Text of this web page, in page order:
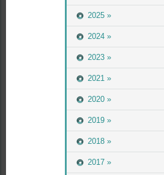
2025 »
2024 »
2023 »
2021 »
2020 »
2019 »
2018 »
2017 »